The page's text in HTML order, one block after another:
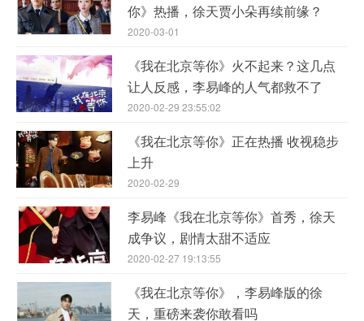
你》热播，徐天贾小朵再续前缘？
2020-03-01
《我在北京等你》火不起来？这几点
让人反感，李易峰的人气都救不了
2020-02-29 23:55:02
《我在北京等你》正在热播 收视稳步
上升
2020-02-29
李易峰《我在北京等你》首秀，徐天
成争议，剧情太甜不适应
2020-02-27 19:13:55
《我在北京等你》，李易峰版的徐
天，重磅来袭你敢看吗